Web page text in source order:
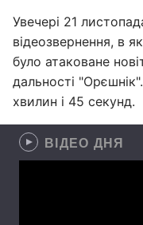
Увечері 21
відеозвернення, в
було атаковане
дальності
хвилин і 45 секунд.
ВІДЕО ДНЯ